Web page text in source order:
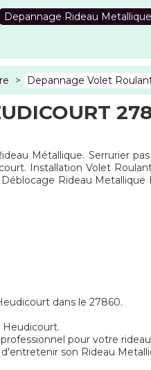
Depannage Rideau Metallique
> Depannage Volet
Métallique. Serrurier
Installation Volet
Rideau
dans le 27860.
pour votre
son Rideau